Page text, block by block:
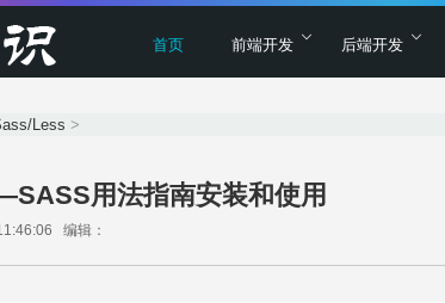
首页 前端开发 后端开发
Less >
用法指南安装和使用
编辑：